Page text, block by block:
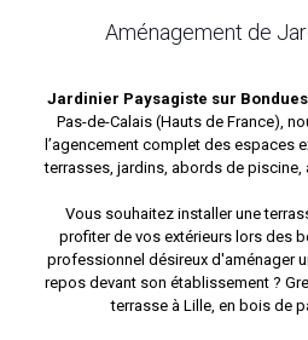
Aménagement de
Jardinier Paysagiste sur Bondues
Pas-de-Calais (Hauts de France),
l’agencement complet des espaces
terrasses, jardins, abords de
Vous souhaitez installer une
profiter de vos extérieurs lors des
professionnel désireux d'aménager
repos devant son établissement ?
terrasse à Lille, en bois de